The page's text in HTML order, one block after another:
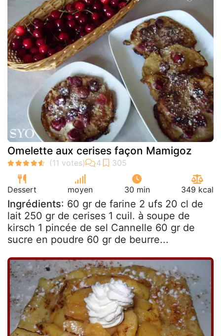
Omelette aux cerises façon Mamigoz
Dessert moyen 30 min 349 kcal
Ingrédients: 60 gr de farine 2 ufs 20 cl de
lait 250 gr de cerises 1 cuil. à soupe de
kirsch 1 pincée de sel Cannelle 60 gr de
sucre en poudre 60 gr de beurre...